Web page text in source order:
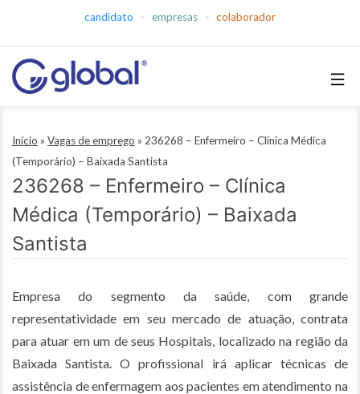
conteúdo
candidato empresas colaborador
Empregos
Início » Vagas de emprego » 236268 – Enfermeiro – Clínica Médica
(Temporário) – Baixada Santista
236268 – Enfermeiro – Clínica
Médica (Temporário) – Baixada
Santista
Empresa do segmento da saúde, com grande
representatividade em seu mercado de atuação, contrata
para atuar em um de seus Hospitais, localizado na região da
Baixada Santista. O profissional irá aplicar técnicas de
assistência de enfermagem aos pacientes em atendimento na